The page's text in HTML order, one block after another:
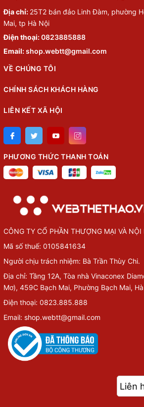
Địa chỉ: 25T2 bán đảo Linh Đàm, phường
Mai, tp Hà Nội
Điện thoại:0823885888
Email:shop.webtt@gmail.com
VỀ CHÚNG TÔI
CHÍNH SÁCH KHÁCH HÀNG
LIÊN KẾT XÃ HỘI
PHƯƠNG THỨC THANH TOÁN
CÔNG TY CỔ PHẦN THƯỢNG MẠI VÀ NỘI
Mã số thuế: 0105841634
Người chịu trách nhiệm: Bà Trần Thùy Chi.
Địa chỉ: Tầng 12A, Tòa nhà Vinaconex
Mơ), 459C Bạch Mai, Phường Bạch Mai,
Điện thoại: 0823.885.888
Email: shop.webtt@gmail.com
Liên